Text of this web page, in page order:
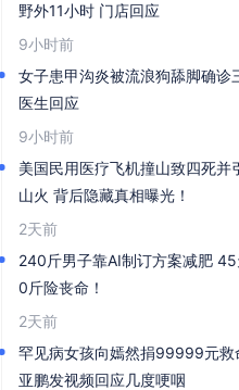
野外11小时 门店回应
9小时前
女子患甲沟炎被流浪狗舔脚确诊
医生回应
9小时前
美国民用医疗飞机撞山致四死并
山火 背后隐藏真相曝光！
2天前
240斤男子靠AI制订方案减肥
0斤险丧命！
2天前
罕见病女孩向嫣然捐99999元救
亚鹏发视频回应几度哽咽